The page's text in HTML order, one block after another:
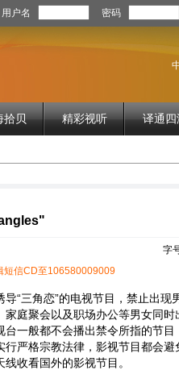
用户名 密码
拾贝 精彩视听 译通四
字
短信CD至106580009009
“三角恋”的电视节目，禁止出现
庭聚会以及职场办公等男女同时
一般都不会播出禁令所指的节
行严格宗教法律，影视节目都会
收看国外的影视节目。